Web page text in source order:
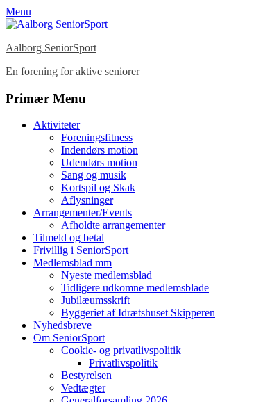
Menu
Aalborg SeniorSport
En forening for aktive seniorer
Facebook
Instagram
Primær Menu
Spring Aktiviteter
Foreningsfitness
Indendørs motion
Udendørs motion
Sang og musik
Kortspil og Skak
Aflysninger
Arrangementer/Events
Afholdte arrangementer
Tilmeld og betal
Frivillig i SeniorSport
Medlemsblad mm
Nyeste medlemsblad
Tidligere udkomne medlemsblade
Jubilæumsskrift
Byggeriet af Idrætshuset Skipperen
Nyhedsbreve
Om SeniorSport
Cookie- og privatlivspolitik
Privatlivspolitik
Bestyrelsen
Vedtægter